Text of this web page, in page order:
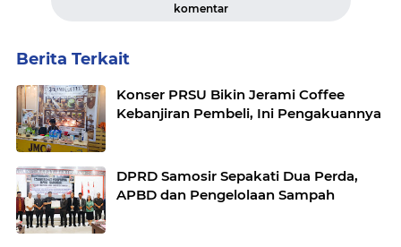
komentar
Berita Terkait
Konser PRSU Bikin Jerami Coffee
Kebanjiran Pembeli, Ini Pengakuannya
DPRD Samosir Sepakati Dua Perda,
APBD dan Pengelolaan Sampah